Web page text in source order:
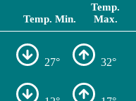
Temp. Min.
Temp.
Max.
27° 32°